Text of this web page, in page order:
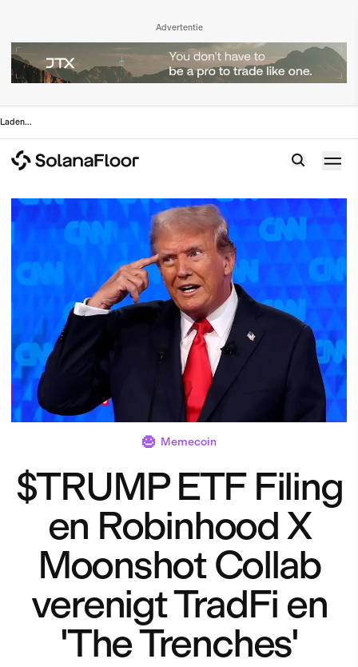
Advertentie
Laden...
Memecoin
$TRUMP ETF Filing
en Robinhood X
Moonshot Collab
verenigt TradFi en
'The Trenches'